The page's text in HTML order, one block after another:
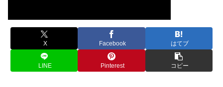
X Facebook はてブ
LINE Pinterest コピー